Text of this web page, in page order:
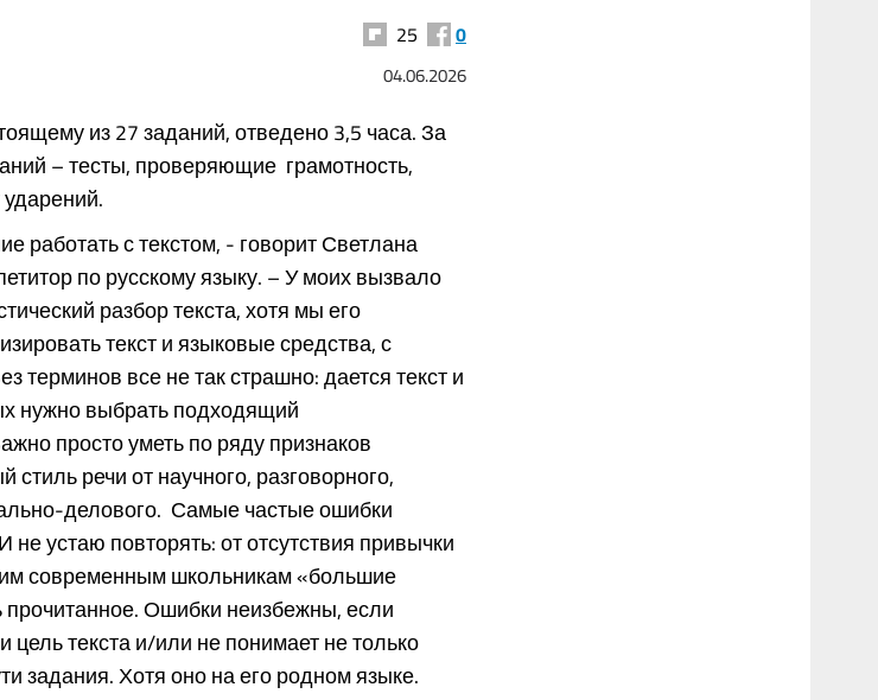
25 0
04.06.2026
из 27 заданий, отведено 3,5 часа. За
– тесты, проверяющие грамотность,
работать с текстом, - говорит Светлана
по русскому языку. – У моих вызвало
разбор текста, хотя мы его
текст и языковые средства, с
терминов все не так страшно: дается текст и
нужно выбрать подходящий
просто уметь по ряду признаков
речи от научного, разговорного,
делового. Самые частые ошибки
устаю повторять: от отсутствия привычки
современным школьникам «большие
Ошибки неизбежны, если
текста и/или не понимает не только
задания. Хотя оно на его родном языке.